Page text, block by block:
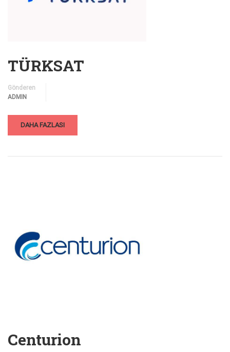
TÜRKSAT
Gönderen
ADMIN
DAHA FAZLASI
Centurion